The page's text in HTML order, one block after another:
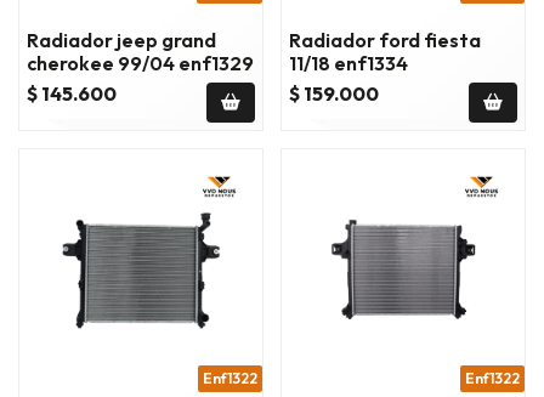
Radiador jeep grand
cherokee 99/04 enf1329
$ 145.600
Radiador ford fiesta
11/18 enf1334
$ 159.000
Enf1322 Enf1322